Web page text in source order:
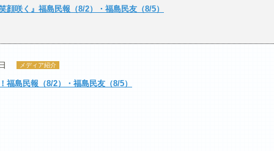
顔咲く』福島民報（8/2）・福島民友（8/5）
メディア紹介
福島民報（8/2）・福島民友（8/5）